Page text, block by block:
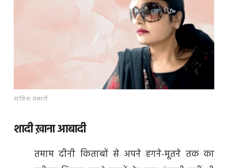
नाज़िश अंसारी
शादी ख़ाना आबादी
तमाम दीनी किताबों से अपने हगने-मूतने तक का